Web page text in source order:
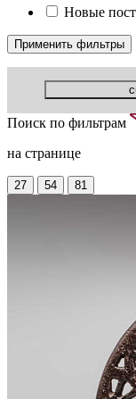
Новые
Поиск по фильтрам
на странице
27 54 81